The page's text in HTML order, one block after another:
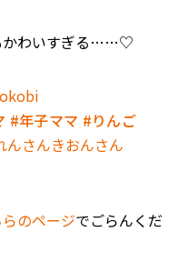
かわいすぎる……♡
#年子ママ #りんご
さんきおんさん
のページでごらんくだ